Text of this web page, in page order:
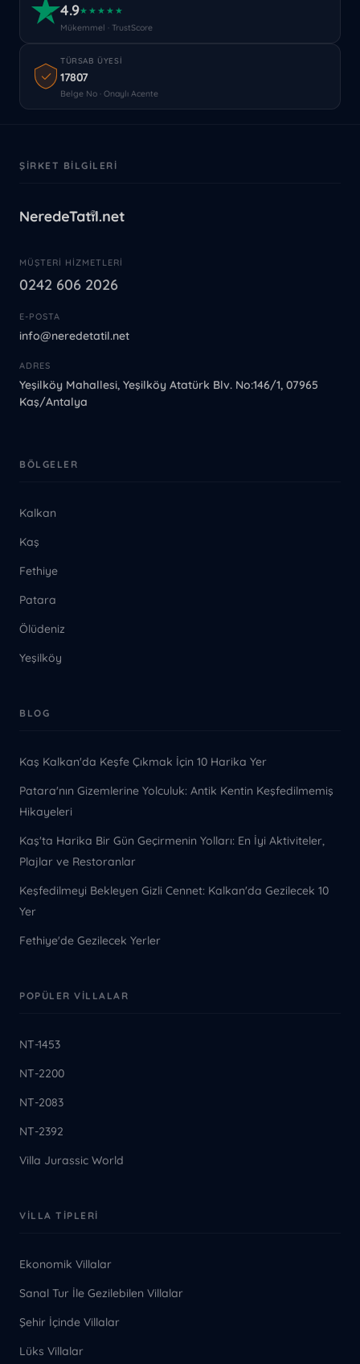
4.9★★★★★
Mükemmel · TrustScore
TÜRSAB ÜYESI
17807
Belge No · Onaylı Acente
ŞIRKET BILGILERI
MÜŞTERI HIZMETLERI
0242 606 2026
E-POSTA
info@neredetatil.net
ADRES
Yeşilköy Mahallesi, Yeşilköy Atatürk Blv. No:146/1, 07965
Kaş/Antalya
BÖLGELER
Kalkan
Kaş
Fethiye
Patara
Ölüdeniz
Yeşilköy
BLOG
Kaş Kalkan'da Keşfe Çıkmak İçin 10 Harika Yer
Patara'nın Gizemlerine Yolculuk: Antik Kentin Keşfedilmemiş
Hikayeleri
Kaş'ta Harika Bir Gün Geçirmenin Yolları: En İyi Aktiviteler,
Plajlar ve Restoranlar
Keşfedilmeyi Bekleyen Gizli Cennet: Kalkan'da Gezilecek 10
Yer
Fethiye'de Gezilecek Yerler
POPÜLER VILLALAR
NT-1453
NT-2200
NT-2083
NT-2392
Villa Jurassic World
VILLA TIPLERI
Ekonomik Villalar
Sanal Tur İle Gezilebilen Villalar
Şehir İçinde Villalar
Lüks Villalar